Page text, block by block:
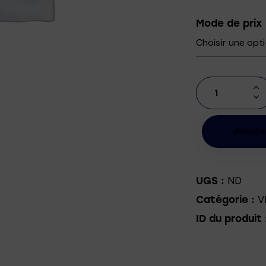
Mode de prix
UGS : ND
Catégorie :
ID du produit